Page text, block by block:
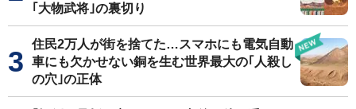
｢大物武将｣の裏切り
住民2万人が街を捨てた…スマホにも電気自動
車にも欠かせない銅を生む世界最大の｢人殺し
の穴｣の正体